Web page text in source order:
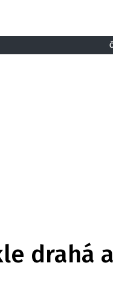
drahá